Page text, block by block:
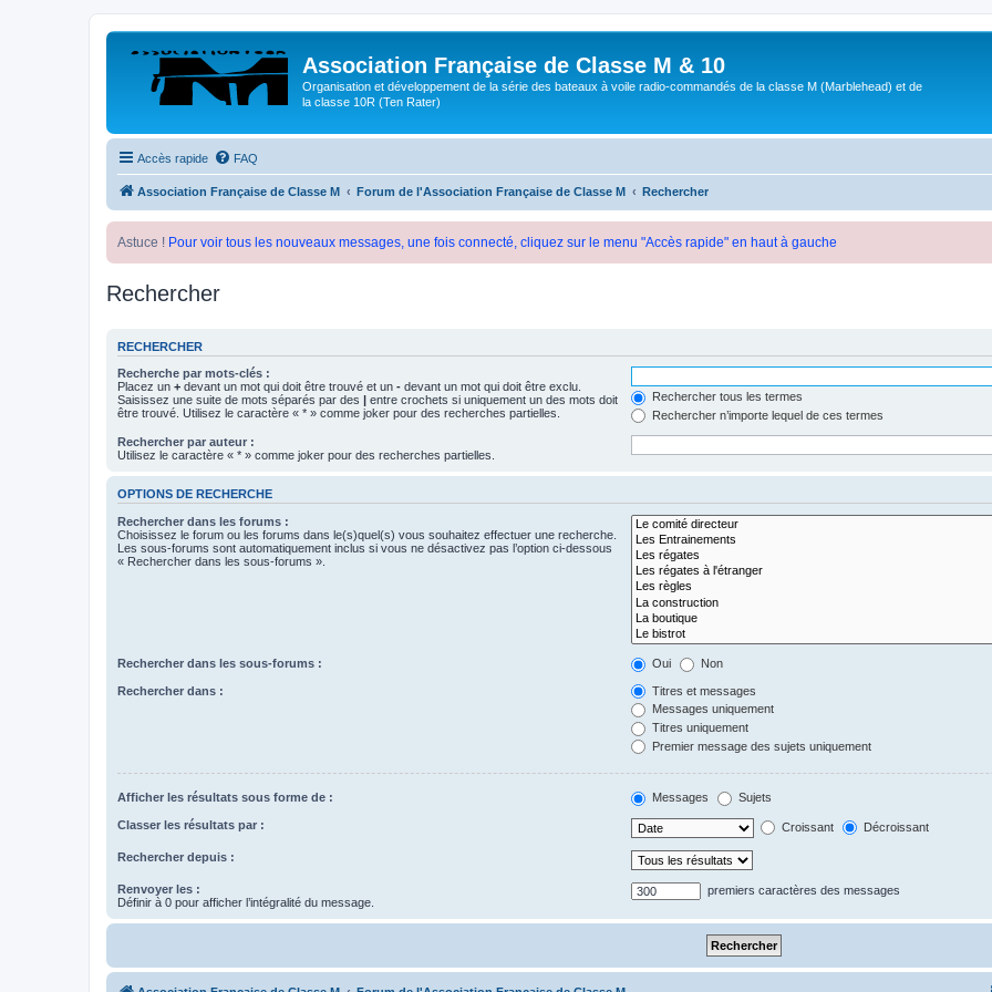
Association Française de Classe M & 10
Organisation et développement de la série des bateaux à voile radio-commandés de la classe M (Marblehead) et de
la classe 10R (Ten Rater)
Accès rapide FAQ
Association Française de Classe M Forum de l'Association Française de Classe M Rechercher
Astuce ! Pour voir tous les nouveaux messages, une fois connecté, cliquez sur le menu "Accès rapide" en haut à gauche
Rechercher
RECHERCHER
Recherche par mots-clés :
Placez un + devant un mot qui doit être trouvé et un - devant un mot qui doit être exclu.
Saisissez une suite de mots séparés par des | entre crochets si uniquement un des mots doit
être trouvé. Utilisez le caractère « * » comme joker pour des recherches partielles.
Rechercher tous les termes
Rechercher n’importe lequel de ces termes
Rechercher par auteur :
Utilisez le caractère « * » comme joker pour des recherches partielles.
OPTIONS DE RECHERCHE
Rechercher dans les forums :
Choisissez le forum ou les forums dans le(s)quel(s) vous souhaitez effectuer une recherche.
Les sous-forums sont automatiquement inclus si vous ne désactivez pas l’option ci-dessous
« Rechercher dans les sous-forums ».
Rechercher dans les sous-forums : Oui Non
Rechercher dans :
Titres et messages
Messages uniquement
Titres uniquement
Premier message des sujets uniquement
Afficher les résultats sous forme de : Messages Sujets
Classer les résultats par : Croissant Décroissant
Rechercher depuis :
Renvoyer les :
Définir à 0 pour afficher l’intégralité du message.
premiers caractères des messages